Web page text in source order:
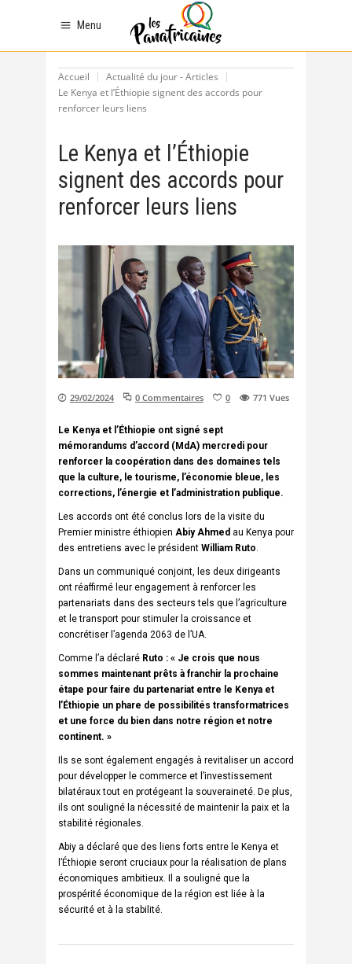
Menu
Accueil
Actualité du jour - Articles
Le Kenya et l’Éthiopie signent des accords pour
renforcer leurs liens
Le Kenya et l’Éthiopie
signent des accords pour
renforcer leurs liens
29/02/2024 0 Commentaires 0 771 Vues
Le Kenya et l’Éthiopie ont signé sept
mémorandums d’accord (MdA) mercredi pour
renforcer la coopération dans des domaines tels
que la culture, le tourisme, l’économie bleue, les
corrections, l’énergie et l’administration publique.
Les accords ont été conclus lors de la visite du
Premier ministre éthiopien Abiy Ahmed au Kenya pour
des entretiens avec le président William Ruto.
Dans un communiqué conjoint, les deux dirigeants
ont réaffirmé leur engagement à renforcer les
partenariats dans des secteurs tels que l’agriculture
et le transport pour stimuler la croissance et
concrétiser l’agenda 2063 de l’UA.
Comme l’a déclaré Ruto : « Je crois que nous
sommes maintenant prêts à franchir la prochaine
étape pour faire du partenariat entre le Kenya et
l’Éthiopie un phare de possibilités transformatrices
et une force du bien dans notre région et notre
continent. »
Ils se sont également engagés à revitaliser un accord
pour développer le commerce et l’investissement
bilatéraux tout en protégeant la souveraineté. De plus,
ils ont souligné la nécessité de maintenir la paix et la
stabilité régionales.
Abiy a déclaré que des liens forts entre le Kenya et
l’Éthiopie seront cruciaux pour la réalisation de plans
économiques ambitieux. Il a souligné que la
prospérité économique de la région est liée à la
sécurité et à la stabilité.